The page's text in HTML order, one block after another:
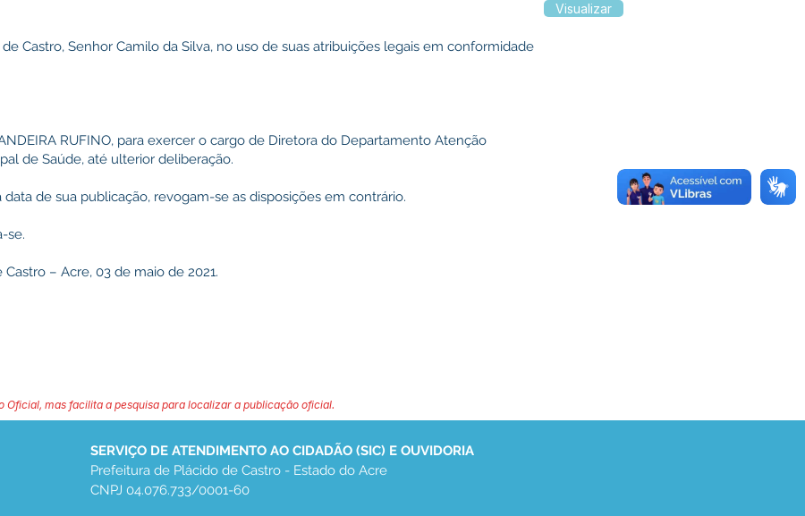
Castro, Senhor Camilo da Silva, no uso de suas atribuições legais em conformidade
RUFINO, para exercer o cargo de Diretora do Departamento Atenção
de Saúde, até ulterior deliberação.
data de sua publicação, revogam-se as disposições em contrário.
se.
– Acre, 03 de maio de 2021.
Visualizar
Oficial, mas facilita a pesquisa para localizar a publicação oficial.
SERVIÇO DE ATENDIMENTO AO CIDADÃO (SIC) E OUVIDORIA
Prefeitura de Plácido de Castro - Estado do Acre
CNPJ 04.076.733/0001-60